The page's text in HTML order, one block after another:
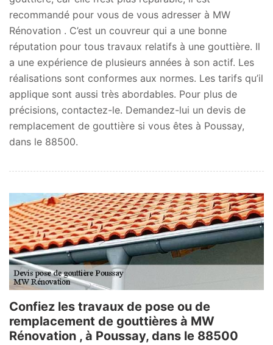
recommandé pour vous de vous adresser à MW
Rénovation . C’est un couvreur qui a une bonne
réputation pour tous travaux relatifs à une gouttière. Il
a une expérience de plusieurs années à son actif. Les
réalisations sont conformes aux normes. Les tarifs qu’il
applique sont aussi très abordables. Pour plus de
précisions, contactez-le. Demandez-lui un devis de
remplacement de gouttière si vous êtes à Poussay,
dans le 88500.
Confiez les travaux de pose ou de
remplacement de gouttières à MW
Rénovation , à Poussay, dans le 88500